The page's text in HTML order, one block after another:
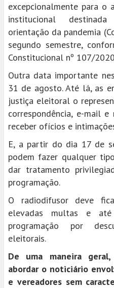
excepcionalmente para o
institucional
orientação da pandemia
segundo semestre,
Constitucional nº 107/
Outra data importante
31 de agosto. Até lá, as
justiça eleitoral o
correspondência, e-mail
receber ofícios e
E, a partir do dia 17 de
podem fazer qualquer
dar tratamento
programação.
O radiodifusor deve
elevadas multas e até
programação por
eleitorais.
De uma maneira
abordar o noticiário
e vereadores sem